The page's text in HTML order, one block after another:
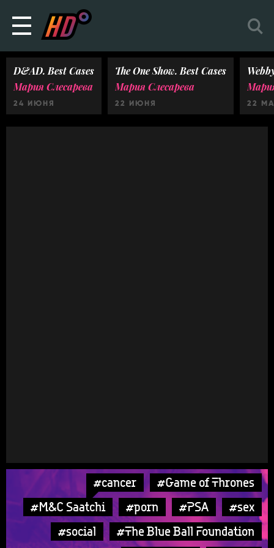
D&AD. Best Cases
Мария Слесарева
24 ИЮНЯ
The One Show. Best Cases
Мария Слесарева
22 ИЮНЯ 22
#cancer
#Game of Thrones
#M&C Saatchi
#porn #PSA
#sex
#social
#The Blue Ball Foundation